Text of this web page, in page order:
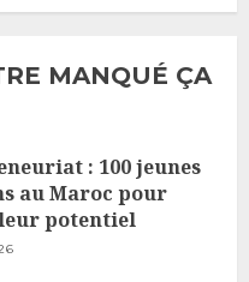
MANQUÉ ÇA
: 100 jeunes
au Maroc pour
potentiel